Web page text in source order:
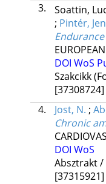
3.
Soattin,
; Pintér,
DOI WoS
Szakcikk
[37308724]
4.
Jost, N. ;
Chronic
DOI WoS
Absztrakt
[37315921]